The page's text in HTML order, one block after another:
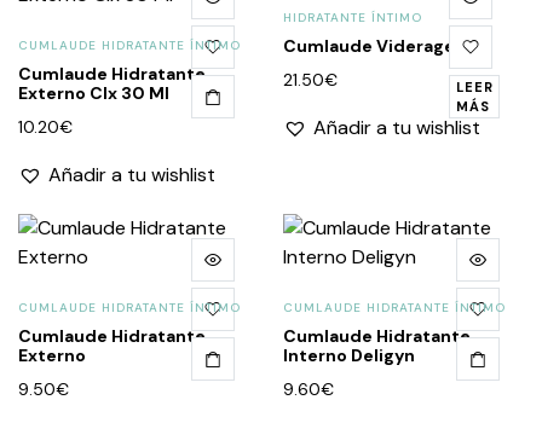
CUMLAUDE HIDRATANTE ÍNTIMO
Cumlaude Hidratante
Externo Clx 30 Ml
10.20€
Añadir a tu wishlist
LEER
MÁS
HIDRATANTE ÍNTIMO
Cumlaude Viderage
21.50€
Añadir a tu wishlist
CUMLAUDE HIDRATANTE ÍNTIMO
Cumlaude Hidratante
Externo
9.50€
CUMLAUDE HIDRATANTE ÍNTIMO
Cumlaude Hidratante
Interno Deligyn
9.60€